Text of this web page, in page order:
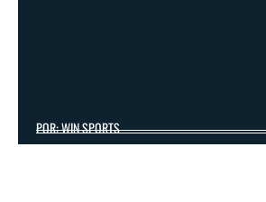
POR: WIN SPORTS